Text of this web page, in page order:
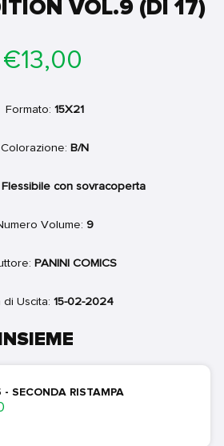
VOL.9 (DI 17)
di
€13,00
Formato: 15X21
Colorazione: B/N
Flessibile con sovracoperta
Volume: 9
PANINI COMICS
di Uscita: 15-02-2024
- SECONDA RISTAMPA